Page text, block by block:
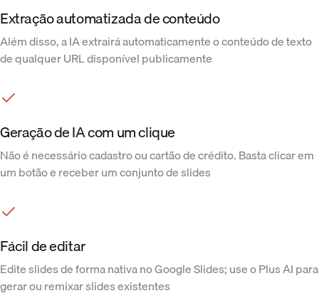
Extração automatizada de conteúdo
Além disso, a IA extrairá automaticamente o conteúdo de texto
de qualquer URL disponível publicamente
Geração de IA com um clique
Não é necessário cadastro ou cartão de crédito. Basta clicar em
um botão e receber um conjunto de slides
Fácil de editar
Edite slides de forma nativa no Google Slides; use o Plus AI para
gerar ou remixar slides existentes